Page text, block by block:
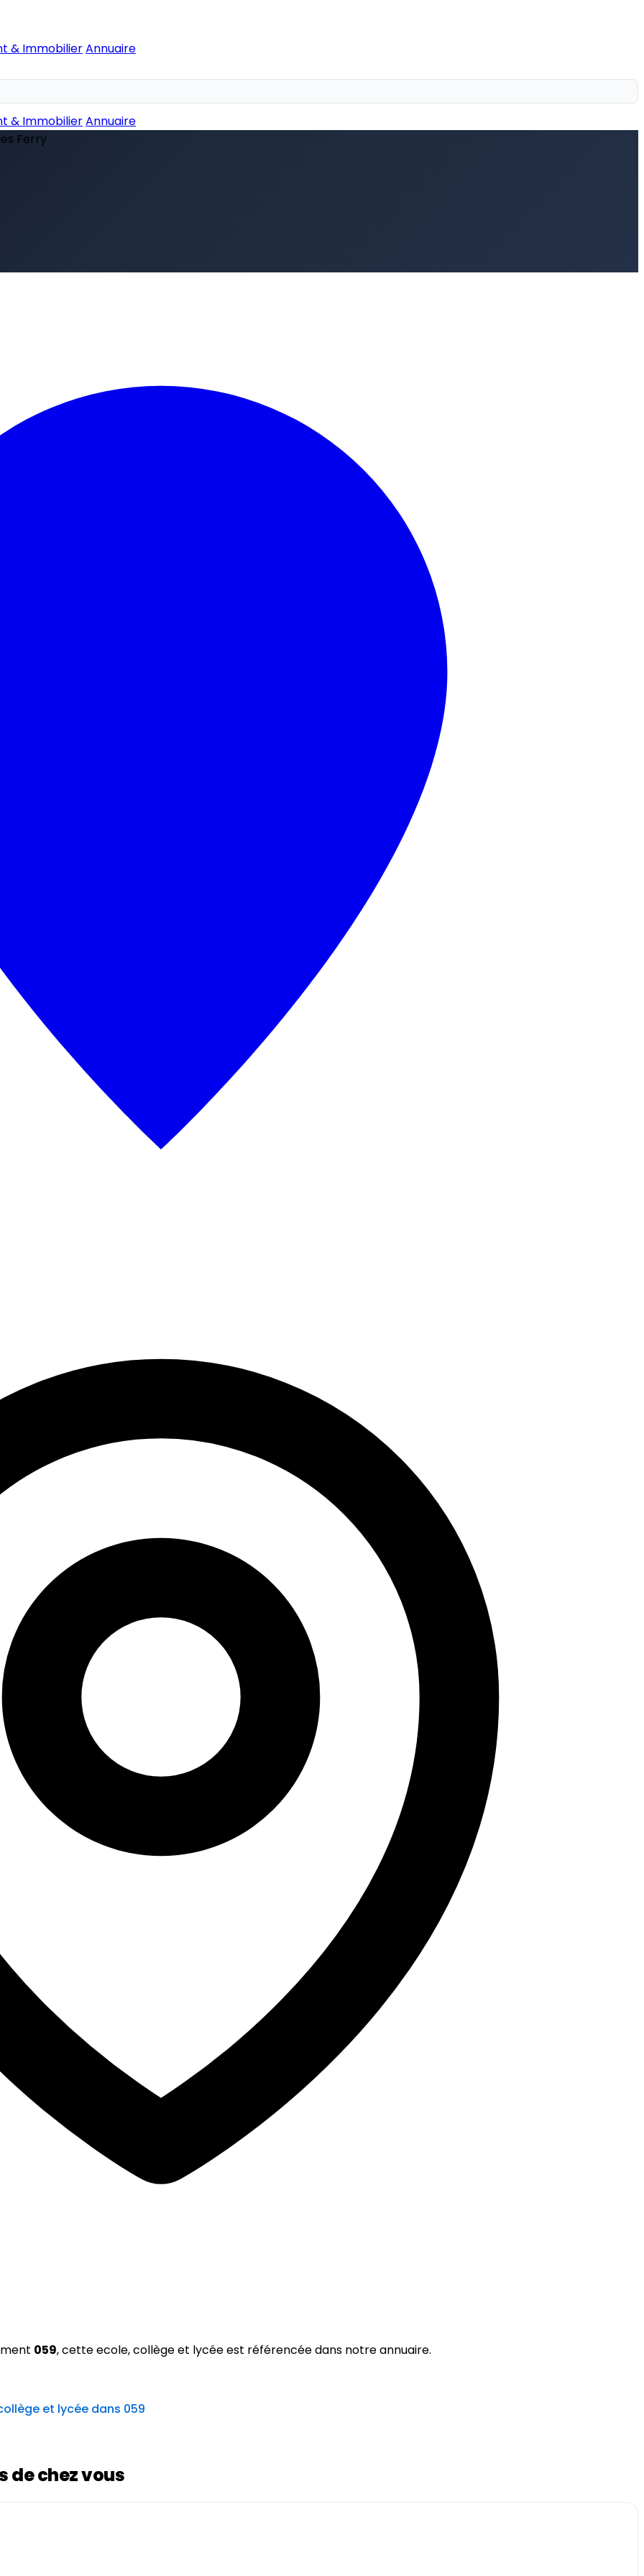
& ImmobilierAnnuaire
& ImmobilierAnnuaire
Ferry
059, cette ecole, collège et lycée est référencée dans notre annuaire.
et lycée dans 059
de chez vous